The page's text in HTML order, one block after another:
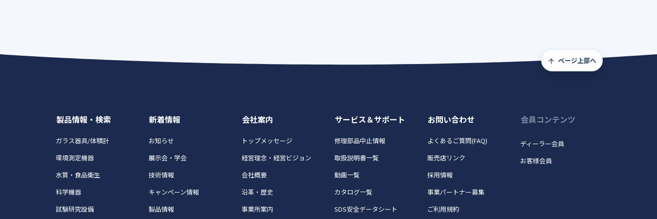
ページ上部へ
製品情報・検索
ガラス器具/体積計
環境測定機器
水質・食品衛生
科学機器
試験研究設備
新着情報
お知らせ
展示会・学会
技術情報
キャンペーン情報
製品情報
会社案内
トップメッセージ
経営理念・経営ビジョン
会社概要
沿革・歴史
事業所案内
サービス＆サポート
修理部品中止情報
取扱説明書一覧
動画一覧
カタログ一覧
SDS安全データシート
お問い合わせ
よくあるご質問(FAQ)
販売店リンク
採用情報
事業パートナー募集
ご利用規約
会員コンテンツ
ディーラー会員
お客様会員